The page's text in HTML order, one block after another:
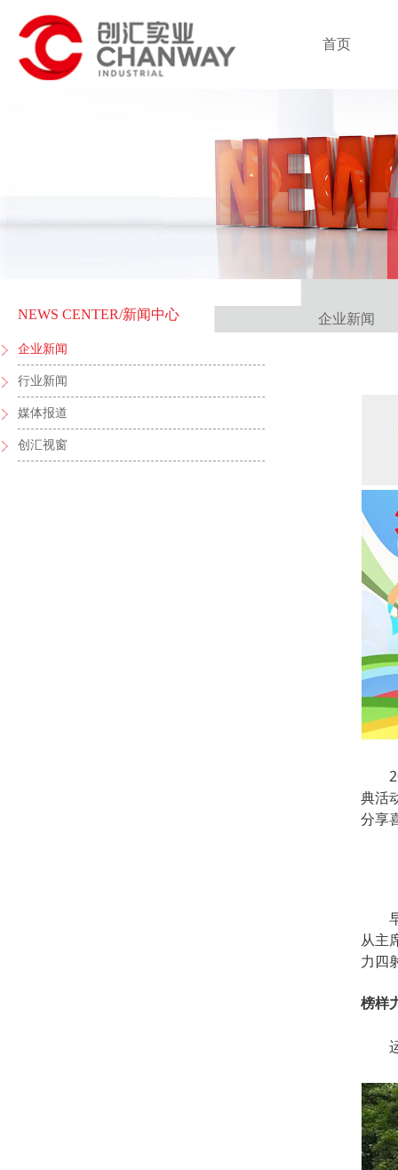
首页
NEWS CENTER/新闻中心
企业新闻
行业新闻
媒体报道
创汇视窗
企业新闻
典活
分享
早
从主
力四
榜样
运